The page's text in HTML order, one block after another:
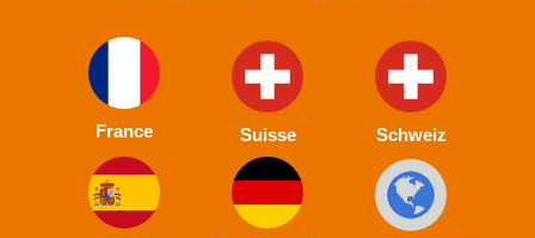
France Suisse Schweiz